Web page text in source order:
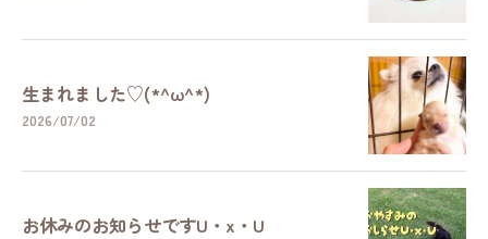
生まれました♡(*^ω^*)
2026/07/02
お休みのお知らせですU・x・U